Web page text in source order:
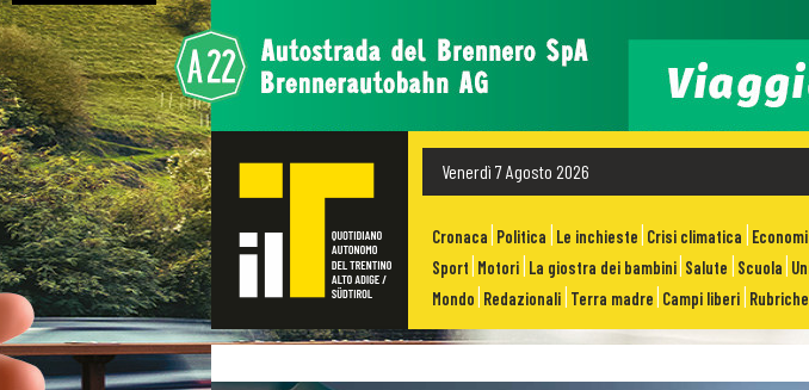
Venerdì 7 Agosto 2026
Cronaca Politica Le inchieste Crisi climatica
Sport Motori La giostra dei bambini Salute Scuola
Mondo Redazionali Terra madre Campi liberi Rubriche